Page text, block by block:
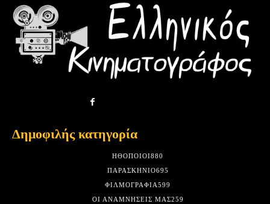
Δημοφιλής κατηγορία
HΘΟΠΟΙΟΊ880
ΠΑΡΑΣΚΉΝΙΟ695
ΦΙΛΜΟΓΡΑΦΊΑ599
ΟΙ ΑΝΑΜΝΉΣΕΙΣ ΜΑΣ259